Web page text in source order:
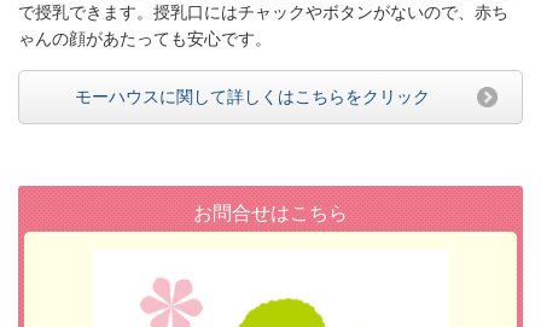
で授乳できます。授乳口にはチャックやボタンがないので、赤ち
ゃんの顔があたっても安心です。
モーハウスに関して詳しくはこちらをクリック
お問合せはこちら